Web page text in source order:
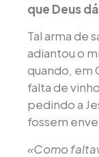
que Deus
Tal arma de
adiantou o
quando, em
falta de
pedindo a
fossem
«Como